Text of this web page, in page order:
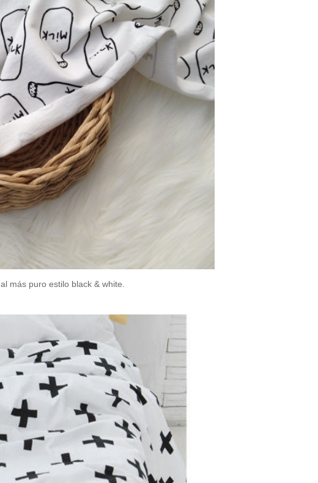
al más puro estilo black & white.